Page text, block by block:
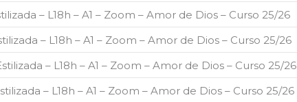
– L18h – A1 – Zoom – Amor de Dios – Curso 25/26
– L18h – A1 – Zoom – Amor de Dios – Curso 25/26
– L18h – A1 – Zoom – Amor de Dios – Curso 25/26
– L18h – A1 – Zoom – Amor de Dios – Curso 25/26